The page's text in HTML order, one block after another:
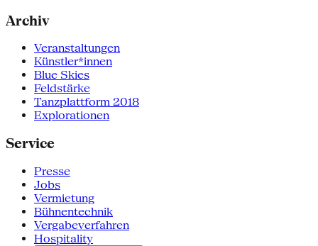
Archiv
Veranstaltungen
Künstler*innen
Blue Skies
Feldstärke
Tanzplattform 2018
Explorationen
Service
Presse
Jobs
Vermietung
Bühnentechnik
Vergabeverfahren
Hospitality